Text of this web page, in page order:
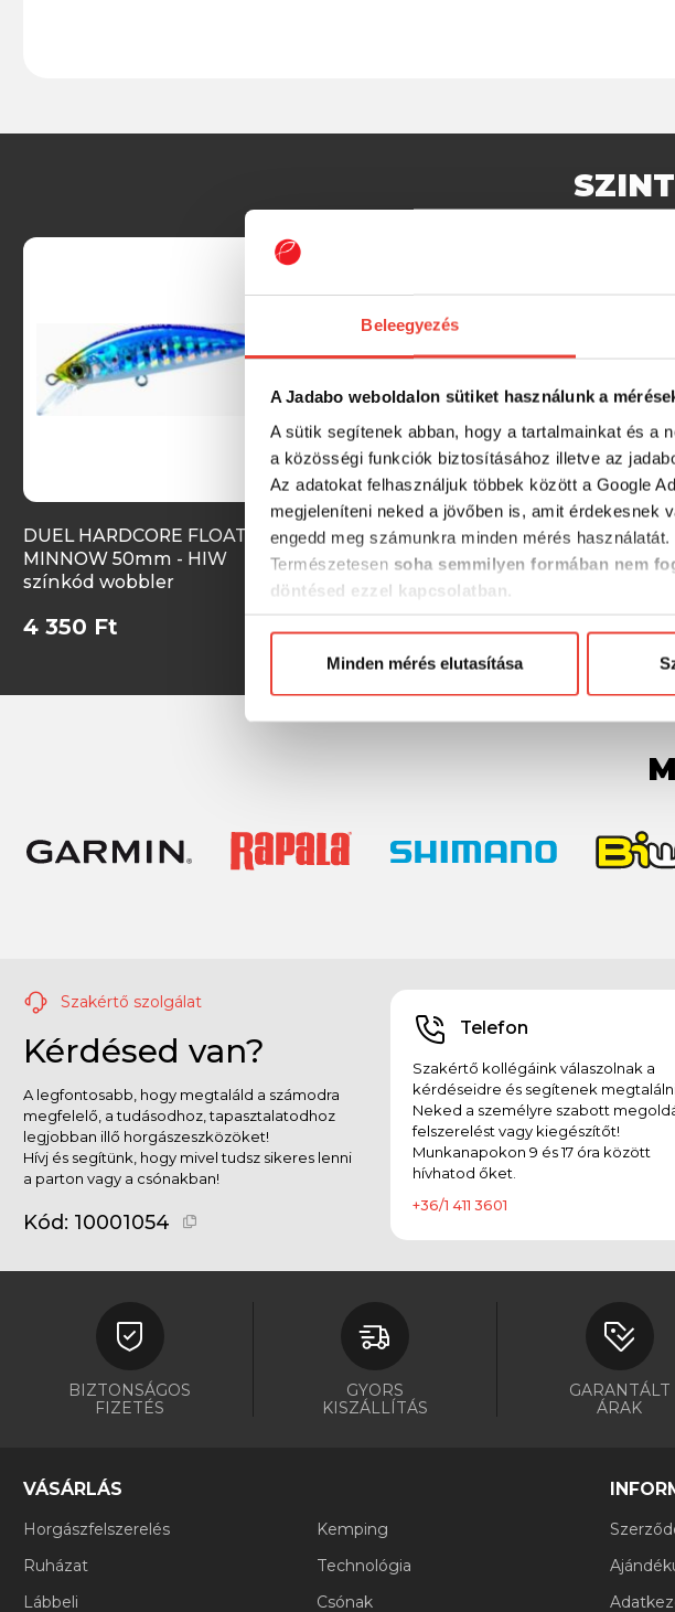
Beleegyezés
A Jadabo weboldalon sütiket használunk a
A sütik segítenek abban, hogy a tartalmainkat és a
a közösségi funkciók biztosításához illetve az
Az adatokat felhasználjuk többek között a Google
megjeleníteni neked a jövőben is, amit érdekesnek
engedd meg számunkra minden mérés használatát.
Természetesen soha semmilyen formában nem
döntésed ezzel kapcsolatban.
Előre is köszönjük!
Minden mérés elutasítása
DUEL HARDCORE FLOATING
MINNOW 50mm - HIW
színkód wobbler
4 350 Ft
DUEL HARDCORE SINKING
PENCIL 50mm - LSOA
színkód
4 350 Ft
DUEL
4
Szakértő szolgálat
Kérdésed van?
A legfontosabb, hogy megtaláld a számodra
megfelelő, a tudásodhoz, tapasztalatodhoz
legjobban illő horgászeszközöket!
Hívj és segítünk, hogy mivel tudsz sikeres lenni
a parton vagy a csónakban!
Kód: 10001054
Telefon
Szakértő kollégáink válaszolnak a
kérdéseidre és segítenek
Neked a személyre szabott
felszerelést vagy kiegészítőt!
Munkanapokon 9 és 17 óra között
hívhatod őket.
+36/1 411 3601
BIZTONSÁGOS
FIZETÉS
GYORS
KISZÁLLÍTÁS
GARANTÁLT
ÁRAK
VÁSÁRLÁS
Horgászfelszerelés
Ruházat
Lábbeli
Kemping
Technológia
Csónak